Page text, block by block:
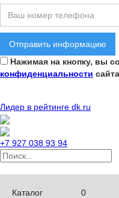
Нажимая на кнопку, вы
конфиденциальности сайта
Лидер в рейтинге dk.ru
+7 927 038 93 94
Каталог 0